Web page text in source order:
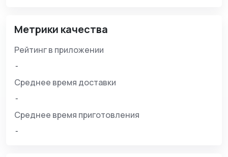
Метрики качества
Рейтинг в приложении
-
Среднее время доставки
-
Среднее время приготовления
-